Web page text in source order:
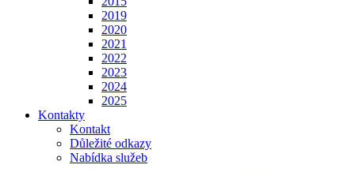
2019
2020
2021
2022
2023
2024
2025
Kontakty
Kontakt
Důležité odkazy
Nabídka služeb